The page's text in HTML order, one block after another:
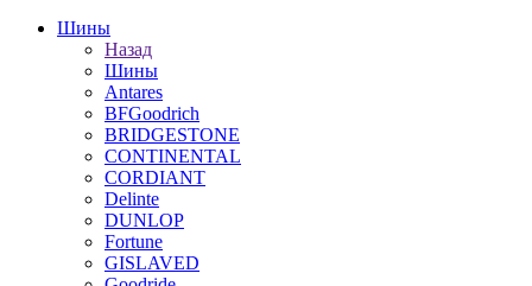
Шины
Назад
Шины
Antares
BFGoodrich
BRIDGESTONE
CONTINENTAL
CORDIANT
Delinte
DUNLOP
Fortune
GISLAVED